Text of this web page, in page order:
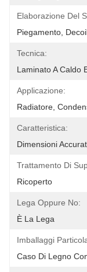
Elaborazione Del
Piegamento,
Tecnica:
Laminato A Caldo
Applicazione:
Radiatore,
Caratteristica:
Dimensioni
Trattamento Di
Ricoperto
Lega Oppure No:
È La Lega
Imballaggi
Caso Di Legno